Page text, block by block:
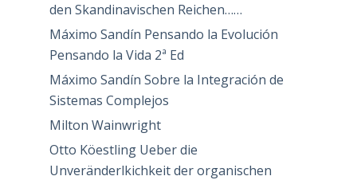
den Skandinavischen Reichen……
Máximo Sandín Pensando la Evolución
Pensando la Vida 2ª Ed
Máximo Sandín Sobre la Integración de
Sistemas Complejos
Milton Wainwright
Otto Köestling Ueber die
Unveränderlkichkeit der organischen